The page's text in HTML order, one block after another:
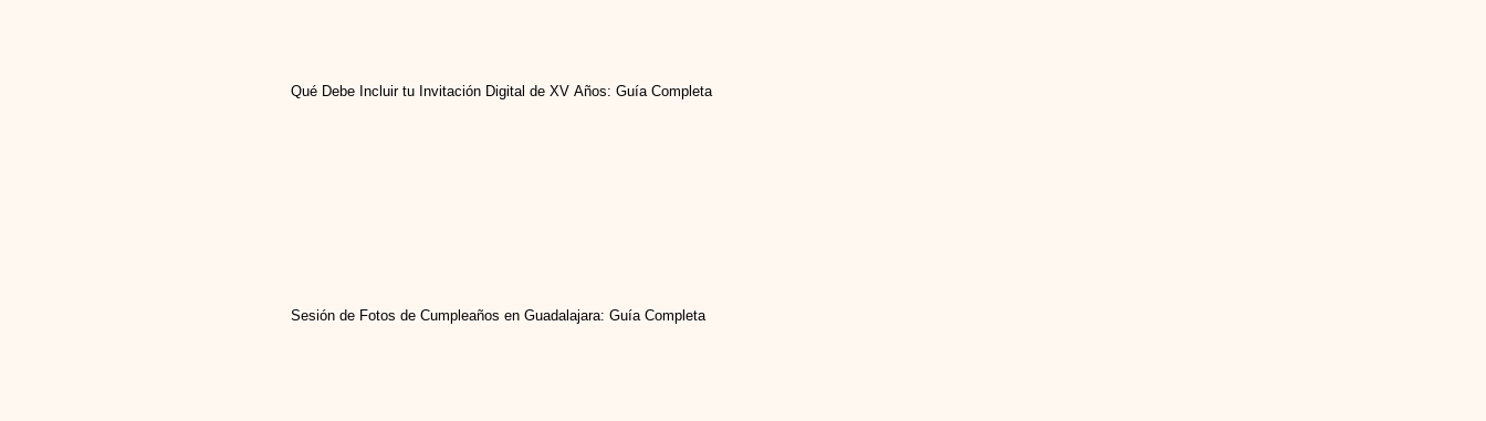
Qué Debe Incluir tu Invitación Digital de XV Años: Guía Completa
Sesión de Fotos de Cumpleaños en Guadalajara: Guía Completa